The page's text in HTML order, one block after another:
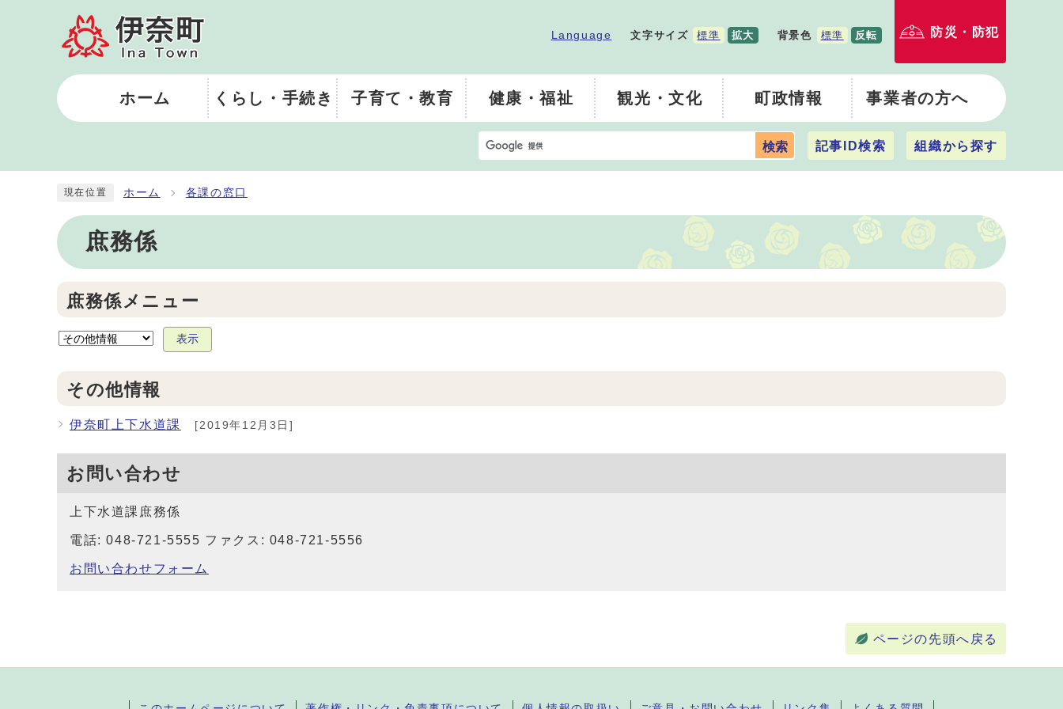
Language 文字サイズ 標準 拡大 背景色 標準 反転 防災・防犯
ホーム くらし・手続き 子育て・教育 健康・福祉 観光・文化 町政情報 事業者の方へ
検索 記事ID検索 組織から探す
現在位置 ホーム 各課の窓口
庶務係
庶務係メニュー
表示
その他情報
伊奈町上下水道課 [2019年12月3日]
お問い合わせ
上下水道課庶務係
電話: 048-721-5555 ファクス: 048-721-5556
お問い合わせフォーム
ページの先頭へ戻る